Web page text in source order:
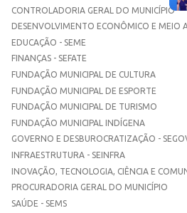
CONTROLADORIA GERAL DO MUNICÍPIO
DESENVOLVIMENTO ECONÔMICO E MEIO
EDUCAÇÃO - SEME
FINANÇAS - SEFATE
FUNDAÇÃO MUNICIPAL DE CULTURA
FUNDAÇÃO MUNICIPAL DE ESPORTE
FUNDAÇÃO MUNICIPAL DE TURISMO
FUNDAÇÃO MUNICIPAL INDÍGENA
GOVERNO E DESBUROCRATIZAÇÃO -
INFRAESTRUTURA - SEINFRA
INOVAÇÃO, TECNOLOGIA, CIÊNCIA E
PROCURADORIA GERAL DO MUNICÍPIO
SAÚDE - SEMS